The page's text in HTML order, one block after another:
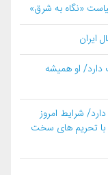
«نگاه به شرق»
ایران
دارد/ او همیشه
شرایط امروز
با تحریم های سخت